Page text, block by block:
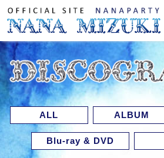
ALL ALBUM
Blu-ray & DVD